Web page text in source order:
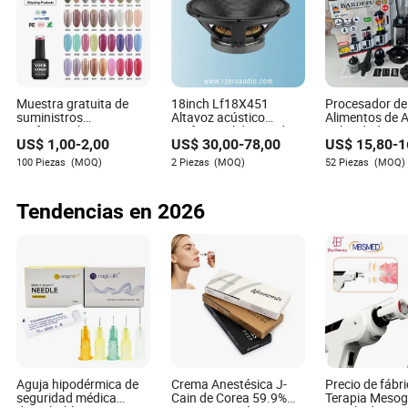
A: Las líneas automatizadas mejoran la consistencia y
velocidad, reduciendo los costos de producción y,
posteriormente, los precios al consumidor sin sacrificar
calidad.
P3: ¿Por qué debería considerar prácticas sostenibles al
elegir geles para uñas?
A: La sostenibilidad no solo ayuda al medio ambiente,
recursos y posibles subsidios o desgravaciones fiscales
por elecciones ecológicas.
Spencer Garrett
Muestra gratuita de
suministros
profesionales para
uñas Roniki, esmalte en
gel de color con
etiqueta privada
UV/LED
US$ 1,00-2,00
100 Piezas (MOQ)
18inch Lf18X451
Altavoz acústico
profesional de sonido
personalizado para
grandes eventos
US$ 30,00-78,00
2 Piezas (MOQ)
Procesador de
Alimentos de
Velocidad
en 1 Cocina
Profesional
US$ 15,80-
52 Piezas (MOQ)
Tendencias en 2026
Aguja hipodérmica de
seguridad médica
Crema Anestésica J-
Cain de Corea 59.9%
Precio de
Terapia